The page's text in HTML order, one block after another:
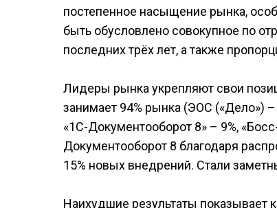
постепенное насыщение рынка,
быть обусловлено совокупное по
последних трёх лет, а также
Лидеры рынка укрепляют свои
занимает 94% рынка (ЭОС («Дело») –
«1C-Документооборот 8» – 9%,
Документооборот 8 благодаря
15% новых внедрений. Стали
Наихудшие результаты показывает